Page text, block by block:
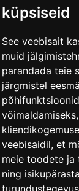
küpsiseid
See veebisait
muid
parandada teie
järgmistel
võimaldamiseks,
veebisaidil, et
meie toodete ja
ning
Vene 17
9–17:(+372)